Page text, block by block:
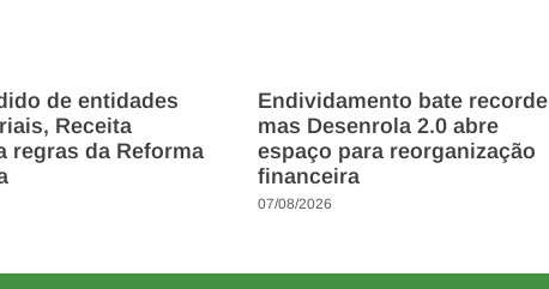
de entidades
Receita
regras da Reforma
Endividamento bate recorde
mas Desenrola 2.0 abre
espaço para reorganização
financeira
07/08/2026